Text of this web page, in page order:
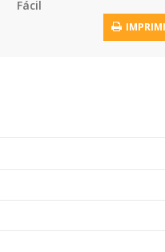
Fácil